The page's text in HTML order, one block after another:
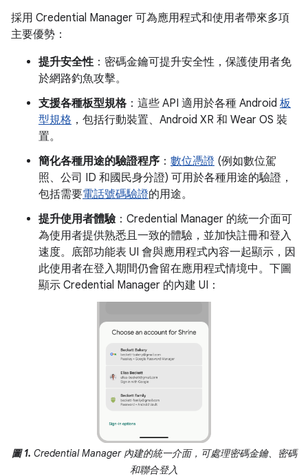
採用 Credential Manager 可為應用程式和使用者帶來多項
主要優勢：
提升安全性：密碼金鑰可提升安全性，保護使用者免
於網路釣魚攻擊。
支援各種板型規格 ：這些 API 適用於各種 Android 板
型規格 ，包括行動裝置、Android XR 和 Wear OS 裝
置。
簡化各種用途的驗證程序 ： 數位憑證 (例如數位駕
照、公司 ID 和國民身分證) 可用於各種用途的驗證，
包括需要電話號碼驗證的用途。
提升使用者體驗：Credential Manager 的統一介面可
為使用者提供熟悉且一致的體驗，並加快註冊和登入
速度。底部功能表 UI 會與應用程式內容一起顯示，因
此使用者在登入期間仍會留在應用程式情境中。下圖
顯示 Credential Manager 的內建 UI：
圖 1. Credential Manager 內建的統一介面，可處理密碼金鑰、密碼
和聯合登入